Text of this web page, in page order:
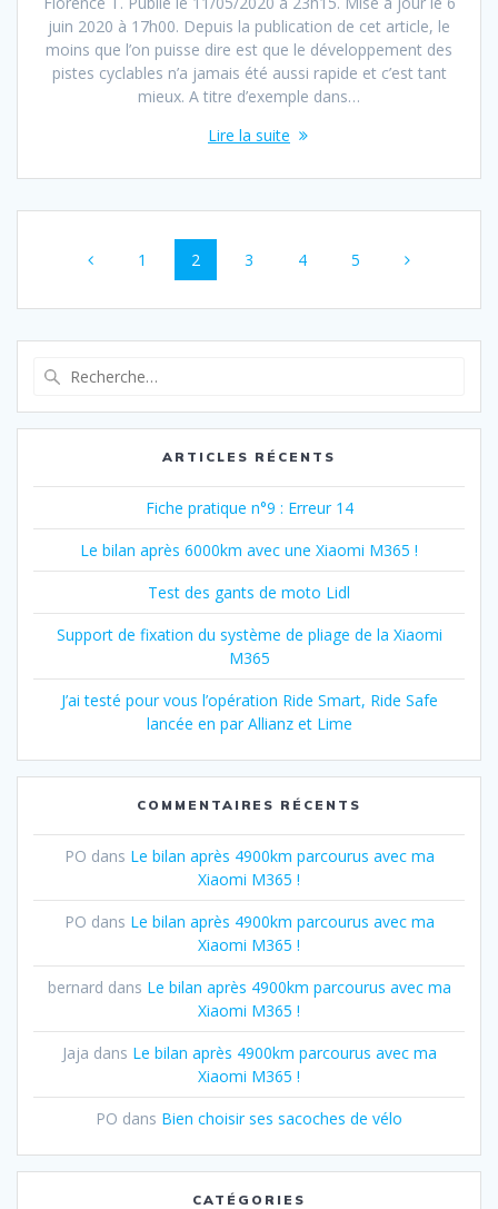
juin 2020 à 17h00. Depuis la publication de cet article, le
moins que l’on puisse dire est que le développement des
pistes cyclables n’a jamais été aussi rapide et c’est tant
mieux. A titre d’exemple dans…
Lire la suite
Navigation
sein
des
articles
Page
1 Page
2 Page
3 Page
4 Page
5
:
ARTICLES RÉCENTS
Fiche pratique n°9 : Erreur 14
Le bilan après 6000km avec une Xiaomi M365 !
Test des gants de moto Lidl
Support de fixation du système de pliage de la Xiaomi
M365
J’ai testé pour vous l’opération Ride Smart, Ride Safe
lancée en par Allianz et Lime
COMMENTAIRES RÉCENTS
PO dans Le bilan après 4900km parcourus avec ma
Xiaomi M365 !
PO dans Le bilan après 4900km parcourus avec ma
Xiaomi M365 !
bernard dans Le bilan après 4900km parcourus avec ma
Xiaomi M365 !
Jaja dans Le bilan après 4900km parcourus avec ma
Xiaomi M365 !
PO dans Bien choisir ses sacoches de vélo
CATÉGORIES